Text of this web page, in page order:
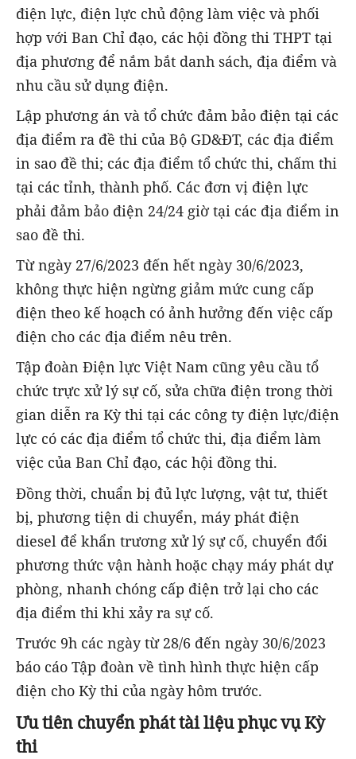
điện lực, điện lực chủ động làm việc và phối
hợp với Ban Chỉ đạo, các hội đồng thi THPT tại
địa phương để nắm bắt danh sách, địa điểm và
nhu cầu sử dụng điện.
Lập phương án và tổ chức đảm bảo điện tại các
địa điểm ra đề thi của Bộ GD&ĐT, các địa điểm
in sao đề thi; các địa điểm tổ chức thi, chấm thi
tại các tỉnh, thành phố. Các đơn vị điện lực
phải đảm bảo điện 24/24 giờ tại các địa điểm in
sao đề thi.
Từ ngày 27/6/2023 đến hết ngày 30/6/2023,
không thực hiện ngừng giảm mức cung cấp
điện theo kế hoạch có ảnh hưởng đến việc cấp
điện cho các địa điểm nêu trên.
Tập đoàn Điện lực Việt Nam cũng yêu cầu tổ
chức trực xử lý sự cố, sửa chữa điện trong thời
gian diễn ra Kỳ thi tại các công ty điện lực/điện
lực có các địa điểm tổ chức thi, địa điểm làm
việc của Ban Chỉ đạo, các hội đồng thi.
Đồng thời, chuẩn bị đủ lực lượng, vật tư, thiết
bị, phương tiện di chuyển, máy phát điện
diesel để khẩn trương xử lý sự cố, chuyển đổi
phương thức vận hành hoặc chạy máy phát dự
phòng, nhanh chóng cấp điện trở lại cho các
địa điểm thi khi xảy ra sự cố.
Trước 9h các ngày từ 28/6 đến ngày 30/6/2023
báo cáo Tập đoàn về tình hình thực hiện cấp
điện cho Kỳ thi của ngày hôm trước.
Ưu tiên chuyển phát tài liệu phục vụ Kỳ
thi